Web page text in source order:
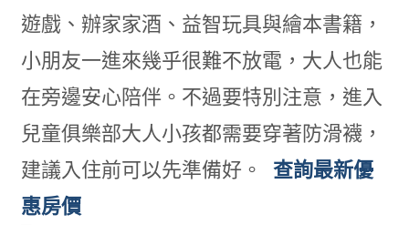
遊戲、辦家家酒、益智玩具與繪本書籍，
小朋友一進來幾乎很難不放電，大人也能
在旁邊安心陪伴。不過要特別注意，進入
兒童俱樂部大人小孩都需要穿著防滑襪，
建議入住前可以先準備好。
查詢最新優
惠房價